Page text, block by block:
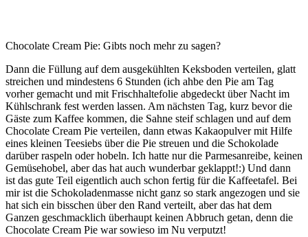
Chocolate Cream Pie: Gibts noch mehr zu sagen?
Dann die Füllung auf dem ausgekühlten Keksboden verteilen, glatt
streichen und mindestens 6 Stunden (ich ahbe den Pie am Tag
vorher gemacht und mit Frischhaltefolie abgedeckt über Nacht im
Kühlschrank fest werden lassen. Am nächsten Tag, kurz bevor die
Gäste zum Kaffee kommen, die Sahne steif schlagen und auf dem
Chocolate Cream Pie verteilen, dann etwas Kakaopulver mit Hilfe
eines kleinen Teesiebs über die Pie streuen und die Schokolade
darüber raspeln oder hobeln. Ich hatte nur die Parmesanreibe, keinen
Gemüsehobel, aber das hat auch wunderbar geklappt!:) Und dann
ist das gute Teil eigentlich auch schon fertig für die Kaffeetafel. Bei
mir ist die Schokoladenmasse nicht ganz so stark angezogen und sie
hat sich ein bisschen über den Rand verteilt, aber das hat dem
Ganzen geschmacklich überhaupt keinen Abbruch getan, denn die
Chocolate Cream Pie war sowieso im Nu verputzt!